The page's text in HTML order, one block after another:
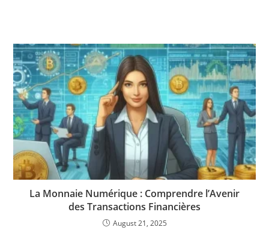
La Monnaie Numérique : Comprendre l’Avenir
des Transactions Financières
August 21, 2025